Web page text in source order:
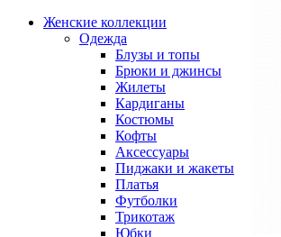
Женские коллекции
Одежда
Блузы и топы
Брюки и джинсы
Жилеты
Кардиганы
Костюмы
Кофты
Аксессуары
Пиджаки и жакеты
Платья
Футболки
Трикотаж
Юбки